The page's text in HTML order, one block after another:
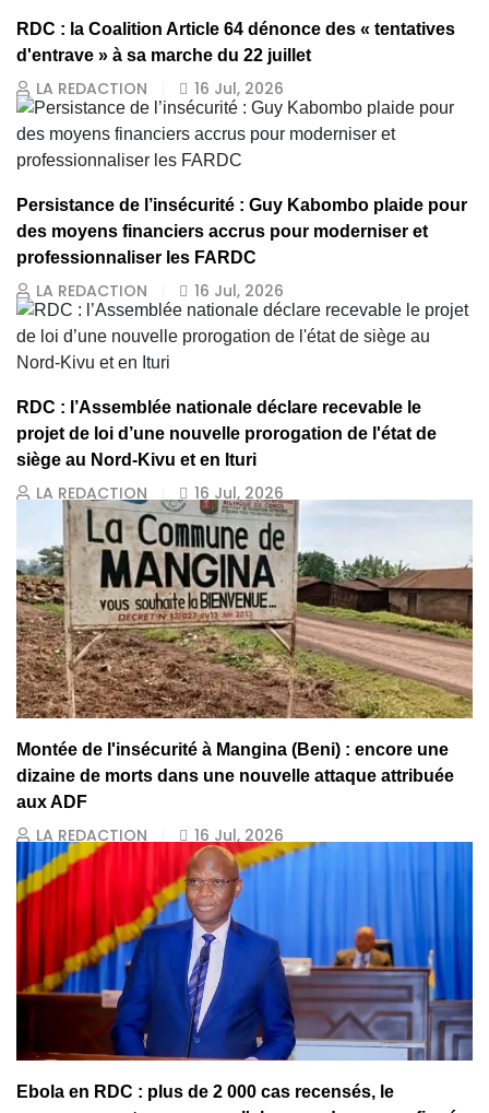
RDC : la Coalition Article 64 dénonce des « tentatives
d'entrave » à sa marche du 22 juillet
LA REDACTION 16 Jul, 2026
Persistance de l’insécurité : Guy Kabombo plaide pour
des moyens financiers accrus pour moderniser et
professionnaliser les FARDC
LA REDACTION 16 Jul, 2026
RDC : l’Assemblée nationale déclare recevable le
projet de loi d’une nouvelle prorogation de l'état de
siège au Nord-Kivu et en Ituri
LA REDACTION 16 Jul, 2026
Montée de l'insécurité à Mangina (Beni) : encore une
dizaine de morts dans une nouvelle attaque attribuée
aux ADF
LA REDACTION 16 Jul, 2026
Ebola en RDC : plus de 2 000 cas recensés, le